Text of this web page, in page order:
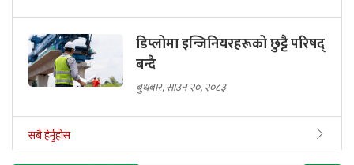
डिप्लोमा इन्जिनियरहरूको छुट्टै परिषद्
बन्दै
बुधबार, साउन २०, २०८३
सबै हेर्नुहोस